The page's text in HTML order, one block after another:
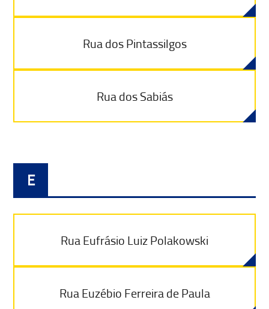
Rua dos Pintassilgos
Rua dos Sabiás
E
Rua Eufrásio Luiz Polakowski
Rua Euzébio Ferreira de Paula